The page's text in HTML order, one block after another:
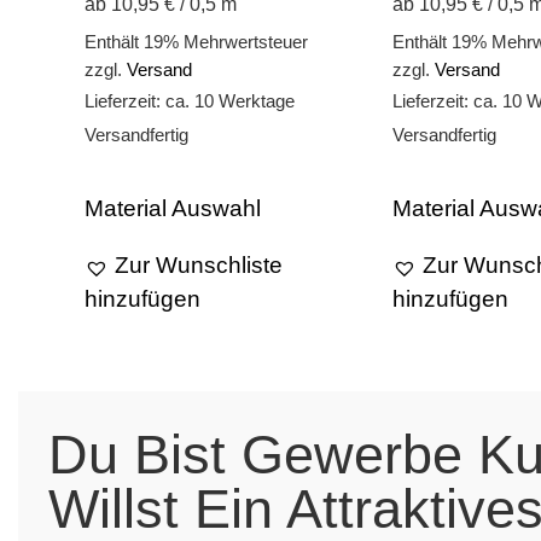
Enthält 19% Mehrwertsteuer
zzgl. Versand
Lieferzeit: ca. 10 Werktage
Versandfertig
Material Auswahl
Zur Wunschliste
hinzufügen
Enthält 19%
zzgl. Versand
Lieferzeit: ca. 10
Versandfertig
Material
Zur
hinzufügen
Du Bist Gewerbe
Willst Ein